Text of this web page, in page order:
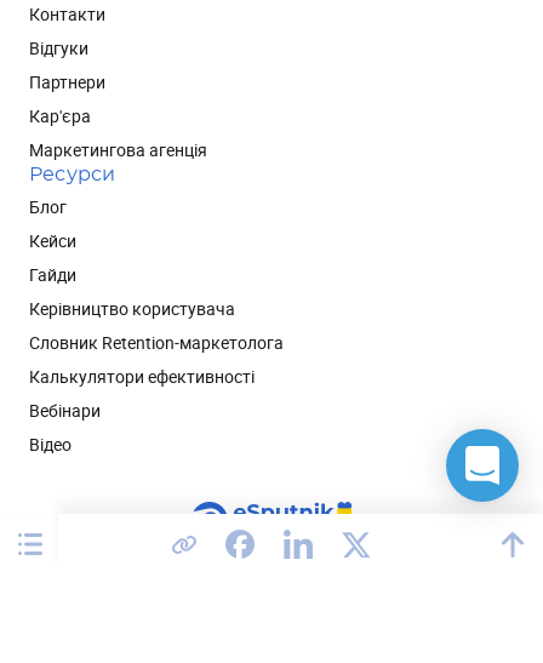
Контакти
Відгуки
Партнери
Кар'єра
Маркетингова агенція
Ресурси
Блог
Кейси
Гайди
Керівництво користувача
Словник Retention-маркетолога
Калькулятори ефективності
Вебінари
Відео